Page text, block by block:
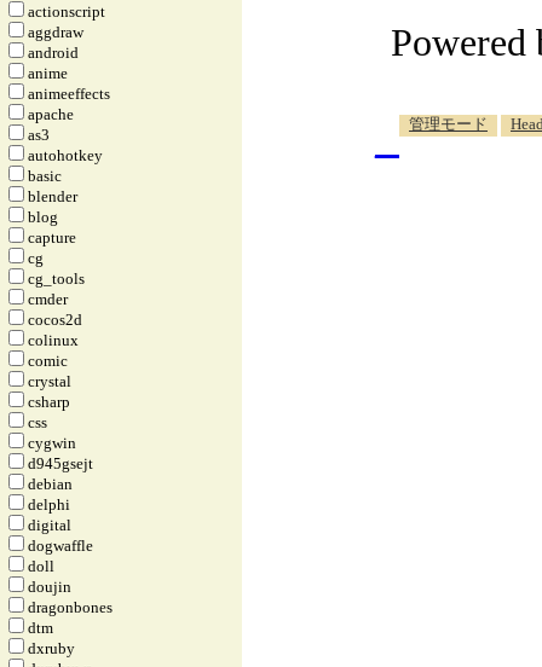
actionscript
aggdraw
android
anime
animeeffects
apache
as3
autohotkey
basic
blender
blog
capture
cg
cg_tools
cmder
cocos2d
colinux
comic
crystal
csharp
css
cygwin
d945gsejt
debian
delphi
digital
dogwaffle
doll
doujin
dragonbones
dtm
dxruby
管理モード